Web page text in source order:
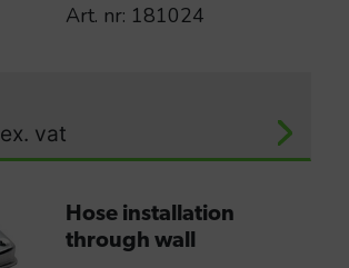
Art. nr: 181024
ex. vat
Hose installation
through wall